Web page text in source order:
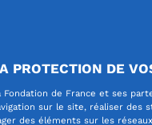
Krausz est
de la
Responsable
PROTECTION DE
Fondation de France et ses
sur le site, réaliser des
des éléments sur les